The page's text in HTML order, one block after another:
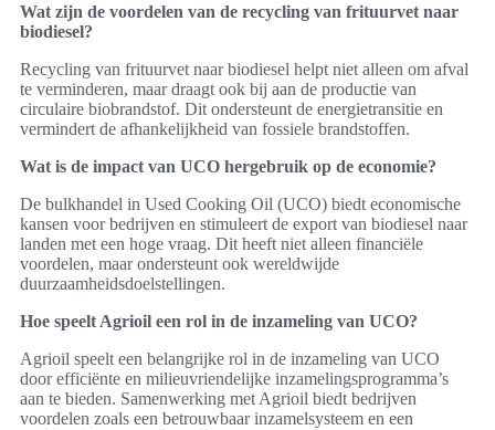
Wat zijn de voordelen van de recycling van frituurvet naar
biodiesel?
Recycling van frituurvet naar biodiesel helpt niet alleen om afval
te verminderen, maar draagt ook bij aan de productie van
circulaire biobrandstof. Dit ondersteunt de energietransitie en
vermindert de afhankelijkheid van fossiele brandstoffen.
Wat is de impact van UCO hergebruik op de economie?
De bulkhandel in Used Cooking Oil (UCO) biedt economische
kansen voor bedrijven en stimuleert de export van biodiesel naar
landen met een hoge vraag. Dit heeft niet alleen financiële
voordelen, maar ondersteunt ook wereldwijde
duurzaamheidsdoelstellingen.
Hoe speelt Agrioil een rol in de inzameling van UCO?
Agrioil speelt een belangrijke rol in de inzameling van UCO
door efficiënte en milieuvriendelijke inzamelingsprogramma’s
aan te bieden. Samenwerking met Agrioil biedt bedrijven
voordelen zoals een betrouwbaar inzamelsysteem en een